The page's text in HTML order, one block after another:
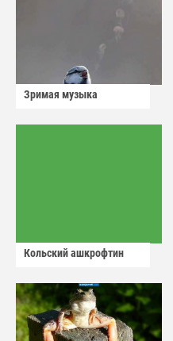
Зримая музыка
Кольский ашкрофтин